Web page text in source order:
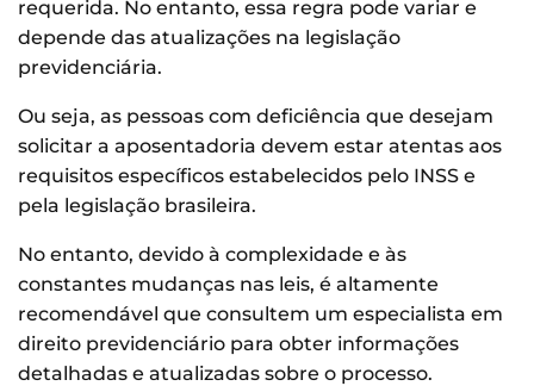
requerida. No entanto, essa regra pode variar e
depende das atualizações na legislação
previdenciária.
Ou seja, as pessoas com deficiência que desejam
solicitar a aposentadoria devem estar atentas aos
requisitos específicos estabelecidos pelo INSS e
pela legislação brasileira.
No entanto, devido à complexidade e às
constantes mudanças nas leis, é altamente
recomendável que consultem um especialista em
direito previdenciário para obter informações
detalhadas e atualizadas sobre o processo.